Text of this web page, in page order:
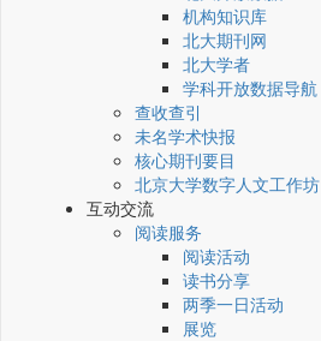
机构知识库
北大期刊网
北大学者
学科开放数据导航
查收查引
未名学术快报
核心期刊要目
北京大学数字人文工作坊
互动交流
阅读服务
阅读活动
读书分享
两季一日活动
展览